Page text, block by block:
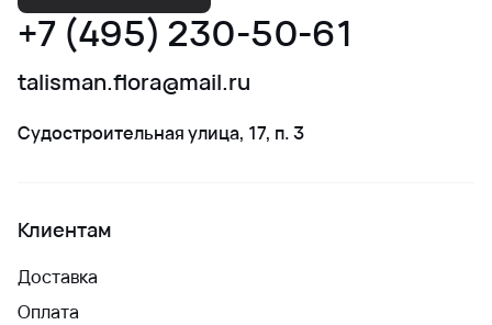
+7 (495) 230-50-61
talisman.flora@mail.ru
Судостроительная улица, 17, п. 3
Клиентам
Доставка
Оплата